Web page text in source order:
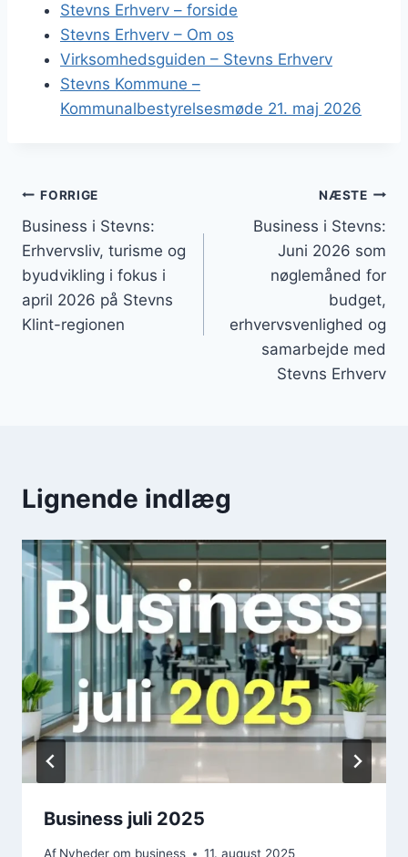
Stevns Erhverv – forside
Stevns Erhverv – Om os
Virksomhedsguiden – Stevns Erhverv
Stevns Kommune –
Kommunalbestyrelsesmøde 21. maj 2026
Indlægsnavigation
FORRIGE
Business i Stevns:
Erhvervsliv, turisme og
byudvikling i fokus i
april 2026 på Stevns
Klint-regionen
NÆSTE
Business i Stevns:
Juni 2026 som
nøglemåned for
budget,
erhvervsvenlighed og
samarbejde med
Stevns Erhverv
Lignende indlæg
Business juli 2025
Af Nyheder om business 11. august 2025